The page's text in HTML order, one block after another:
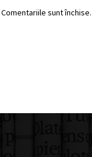
Comentariile sunt închise.